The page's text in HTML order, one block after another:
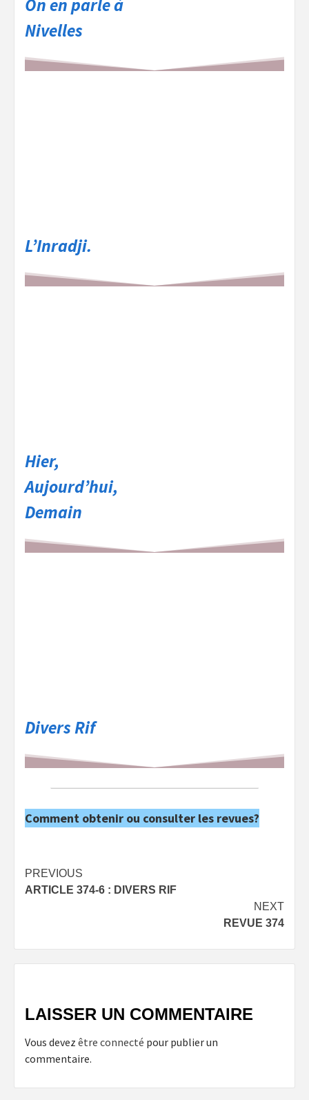
On en parle à
Nivelles
L’Inradji.
Hier,
Aujourd’hui,
Demain
Divers Rif
Comment obtenir ou consulter les revues?
Post
navigation
PREVIOUS
ARTICLE 374-6 : DIVERS RIF
NEXT
REVUE 374
LAISSER UN COMMENTAIRE
Vous devez être connecté pour publier un
commentaire.